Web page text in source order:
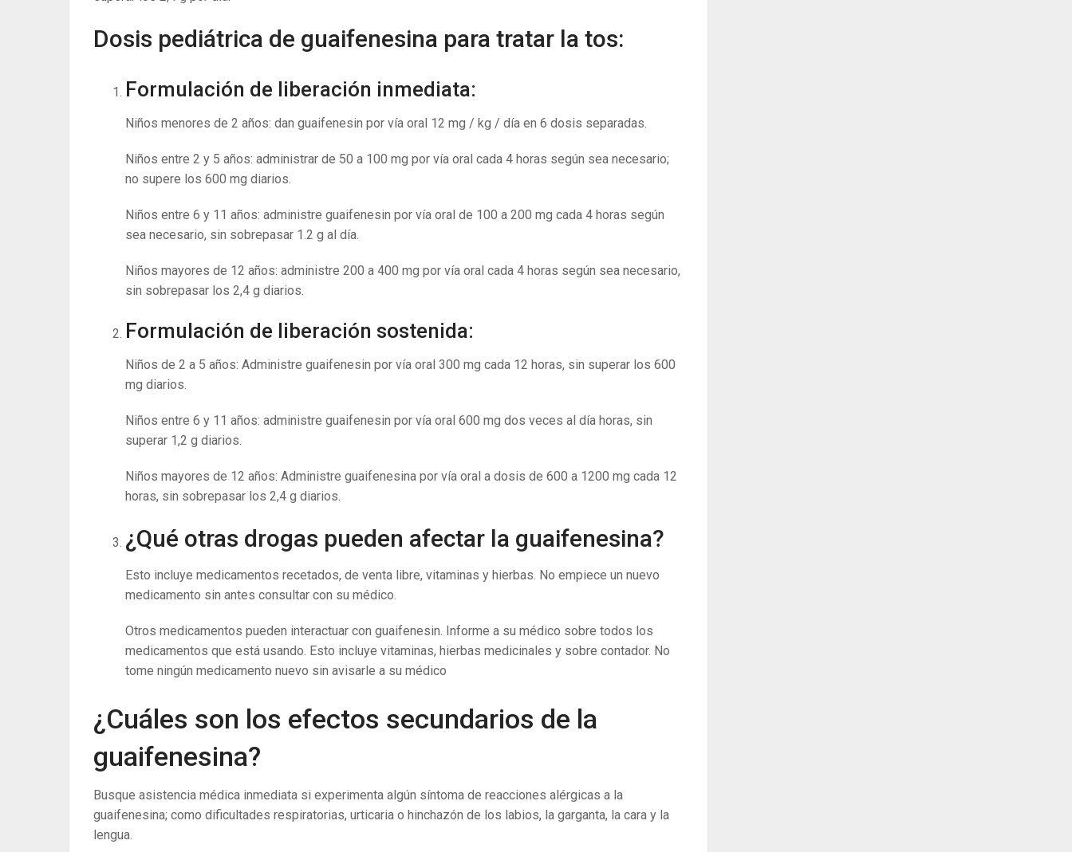
Dosis pediátrica de guaifenesina para tratar la tos:
Formulación de liberación inmediata:
Niños menores de 2 años: dan guaifenesin por vía oral 12 mg / kg / día en 6 dosis separadas.
Niños entre 2 y 5 años: administrar de 50 a 100 mg por vía oral cada 4 horas según sea necesario;
no supere los 600 mg diarios.
Niños entre 6 y 11 años: administre guaifenesin por vía oral de 100 a 200 mg cada 4 horas según
sea necesario, sin sobrepasar 1.2 g al día.
Niños mayores de 12 años: administre 200 a 400 mg por vía oral cada 4 horas según sea necesario,
sin sobrepasar los 2,4 g diarios.
Formulación de liberación sostenida:
Niños de 2 a 5 años: Administre guaifenesin por vía oral 300 mg cada 12 horas, sin superar los 600
mg diarios.
Niños entre 6 y 11 años: administre guaifenesin por vía oral 600 mg dos veces al día horas, sin
superar 1,2 g diarios.
Niños mayores de 12 años: Administre guaifenesina por vía oral a dosis de 600 a 1200 mg cada 12
horas, sin sobrepasar los 2,4 g diarios.
¿Qué otras drogas pueden afectar la guaifenesina?
Esto incluye medicamentos recetados, de venta libre, vitaminas y hierbas. No empiece un nuevo
medicamento sin antes consultar con su médico.
Otros medicamentos pueden interactuar con guaifenesin. Informe a su médico sobre todos los
medicamentos que está usando. Esto incluye vitaminas, hierbas medicinales y sobre contador. No
tome ningún medicamento nuevo sin avisarle a su médico
¿Cuáles son los efectos secundarios de la
guaifenesina?
Busque asistencia médica inmediata si experimenta algún síntoma de reacciones alérgicas a la
guaifenesina; como dificultades respiratorias, urticaria o hinchazón de los labios, la garganta, la cara y la
lengua.